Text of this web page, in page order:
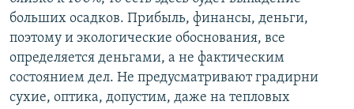
больших осадков. Прибыль, финансы, деньги,
поэтому и экологические обоснования, все
определяется деньгами, а не фактическим
состоянием дел. Не предусматривают градирни
сухие, оптика, допустим, даже на тепловых